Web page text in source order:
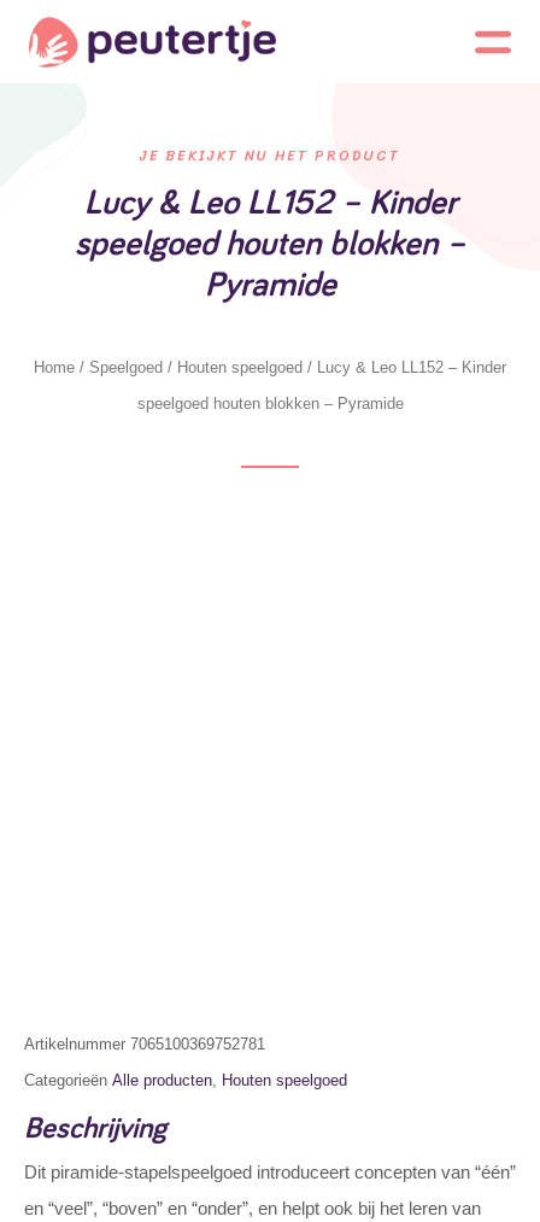
JE BEKIJKT NU HET PRODUCT
Lucy & Leo LL152 – Kinder
speelgoed houten blokken –
Pyramide
Home / Speelgoed / Houten speelgoed / Lucy & Leo LL152 – Kinder
speelgoed houten blokken – Pyramide
Artikelnummer 7065100369752781
Categorieën Alle producten, Houten speelgoed
Beschrijving
Dit piramide-stapelspeelgoed introduceert concepten van “één”
en “veel”, “boven” en “onder”, en helpt ook bij het leren van